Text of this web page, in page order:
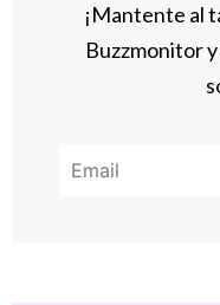
¡Mantente al
Buzzmonitor